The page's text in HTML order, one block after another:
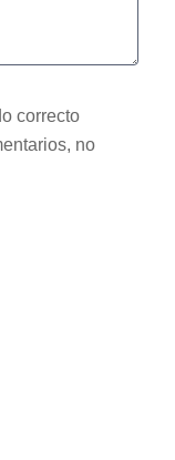
correcto
no